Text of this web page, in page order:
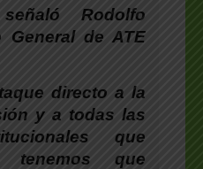
Rodolfo
General de ATE
directo a la
y a todas las
que
tenemos que